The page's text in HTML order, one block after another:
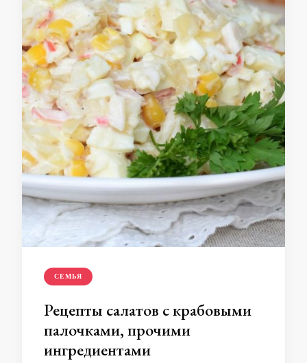
СЕМЬЯ
Рецепты салатов с крабовыми
палочками, прочими
ингредиентами